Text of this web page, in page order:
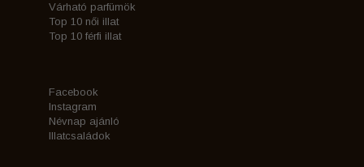
Várható parfümök
Top 10 női illat
Top 10 férfi illat
Facebook
Instagram
Névnap ajánló
Illatcsaládok